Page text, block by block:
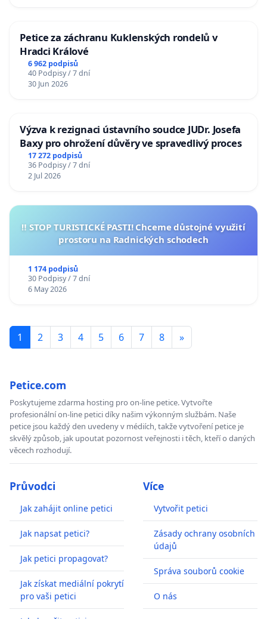
Petice za záchranu Kuklenských rondelů v
Hradci Králové
6 962 podpisů
40 Podpisy / 7 dní
30 Jun 2026
Výzva k rezignaci ústavního soudce JUDr. Josefa
Baxy pro ohrožení důvěry ve spravedlivý proces
17 272 podpisů
36 Podpisy / 7 dní
2 Jul 2026
‼️ STOP TURISTICKÉ PASTI! Chceme důstojné využití
prostoru na Radnických schodech
1 174 podpisů
30 Podpisy / 7 dní
6 May 2026
1 2 3 4 5 6 7 8 »
Petice.com
Poskytujeme zdarma hosting pro on-line petice. Vytvořte
profesionální on-line petici díky našim výkonným službám. Naše
petice jsou každý den uvedeny v médiích, takže vytvoření petice je
skvělý způsob, jak upoutat pozornost veřejnosti i těch, kteří o daných
věcech rozhodují.
Průvodci
Jak zahájit online petici
Jak napsat petici?
Jak petici propagovat?
Jak získat mediální pokrytí
pro vaši petici
Více
Vytvořit petici
Zásady ochrany osobních
údajů
Správa souborů cookie
O nás